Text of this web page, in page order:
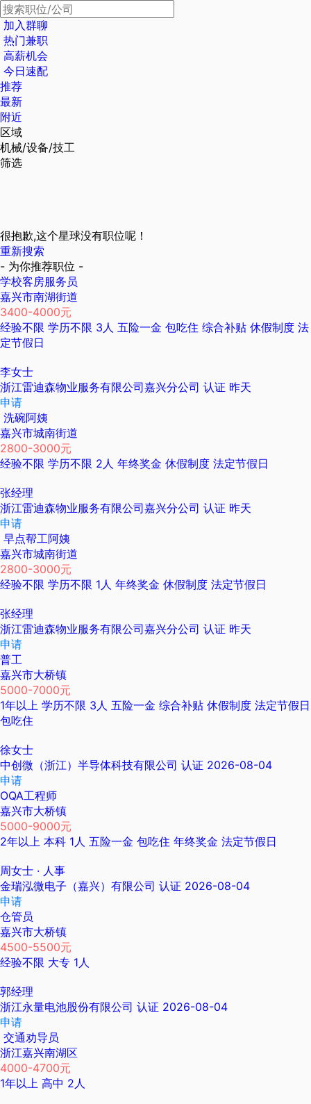
加入群聊
热门兼职
高薪机会
今日速配
推荐
最新
附近
区域
机械/设备/技工
筛选
很抱歉,这个星球没有职位呢！
重新搜索
- 为你推荐职位 -
学校客房服务员
嘉兴市南湖街道
3400-4000元
经验不限 学历不限 3人 五险一金 包吃住 综合补贴 休假制度 法
定节假日
李女士
浙江雷迪森物业服务有限公司嘉兴分公司 认证 昨天
申请
洗碗阿姨
嘉兴市城南街道
2800-3000元
经验不限 学历不限 2人 年终奖金 休假制度 法定节假日
张经理
浙江雷迪森物业服务有限公司嘉兴分公司 认证 昨天
申请
早点帮工阿姨
嘉兴市城南街道
2800-3000元
经验不限 学历不限 1人 年终奖金 休假制度 法定节假日
张经理
浙江雷迪森物业服务有限公司嘉兴分公司 认证 昨天
申请
普工
嘉兴市大桥镇
5000-7000元
1年以上 学历不限 3人 五险一金 综合补贴 休假制度 法定节假日
包吃住
徐女士
中创微（浙江）半导体科技有限公司 认证 2026-08-04
申请
OQA工程师
嘉兴市大桥镇
5000-9000元
2年以上 本科 1人 五险一金 包吃住 年终奖金 法定节假日
周女士 · 人事
金瑞泓微电子（嘉兴）有限公司 认证 2026-08-04
申请
仓管员
嘉兴市大桥镇
4500-5500元
经验不限 大专 1人
郭经理
浙江永量电池股份有限公司 认证 2026-08-04
申请
交通劝导员
浙江嘉兴南湖区
4000-4700元
1年以上 高中 2人